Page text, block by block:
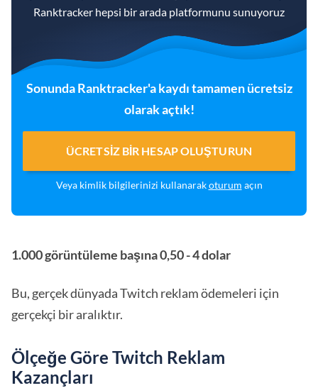
Ranktracker hepsi bir arada platformunu sunuyoruz
Sonunda Ranktracker'a kaydı tamamen ücretsiz
olarak açtık!
ÜCRETSIZ BIR HESAP OLUŞTURUN
Veya kimlik bilgilerinizi kullanarakoturum açın
1.000 görüntüleme başına 0,50 - 4 dolar
Bu, gerçek dünyada Twitch reklam ödemeleri için
gerçekçi bir aralıktır.
Ölçeğe Göre Twitch Reklam
Kazançları